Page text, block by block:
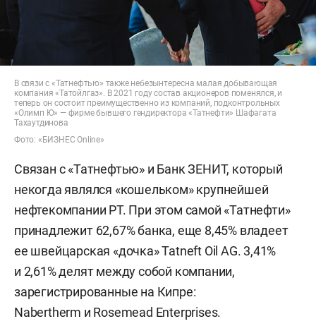
В связи с «Татнефтью» также небезынтересна малая добывающая
компания «Татойлгаз». В 2021 году состав акционеров поменялся, и
теперь он состоит преимущественно из компаний, подконтрольных
«Олимп Ю» — фирме бывшего гендиректора «Татнефти» Шафагата
Тахаутдинова
Фото: «БИЗНЕС Online»
Связан с «Татнефтью» и Банк ЗЕНИТ, который
некогда являлся «кошельком» крупнейшей
нефтекомпании РТ. При этом самой «Татнефти»
принадлежит 62,67% банка, еще 8,45% владеет
ее швейцарская «дочка» Tatneft Oil AG. 3,41%
и 2,61% делят между собой компании,
зарегистрированные на Кипре:
Nabertherm и Rosemead Enterprises.